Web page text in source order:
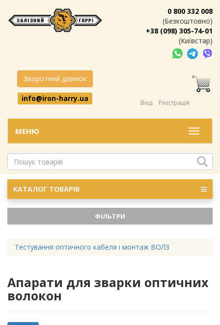
0 800 332 008
(Безкоштовно)
+38 (098) 305-74-01
(Київстар)
Зворотний дзвінок
info@iron-harry.ua
Вхід Реєстрація
Меню
МЕНЮ
КАТАЛОГ ТОВАРІВ
ФІЛЬТРИ
Тестування оптичного кабеля і монтаж ВОЛЗ
Апарати для зварки оптичних
волокон